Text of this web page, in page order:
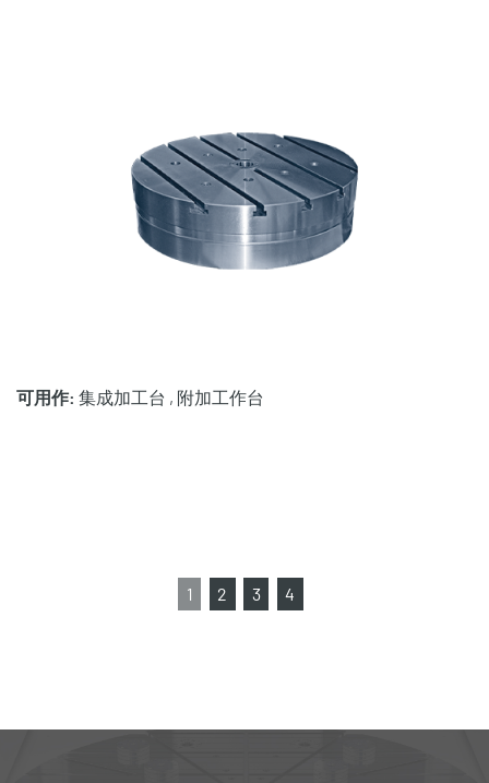
可用作: 集成加工台 , 附加工作台
1 2 3 4